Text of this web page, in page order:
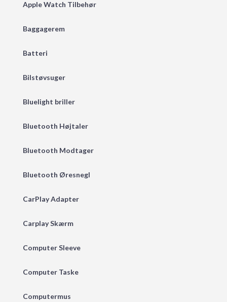
Apple Watch Tilbehør
Baggagerem
Batteri
Bilstøvsuger
Bluelight briller
Bluetooth Højtaler
Bluetooth Modtager
Bluetooth Øresnegl
CarPlay Adapter
Carplay Skærm
Computer Sleeve
Computer Taske
Computermus